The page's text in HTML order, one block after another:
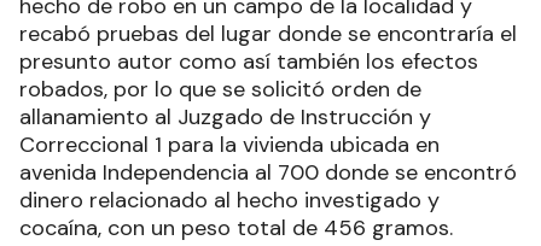
Personal de la Comisaría de Villafañe investigó un
hecho de robo en un campo de la localidad y
recabó pruebas del lugar donde se encontraría el